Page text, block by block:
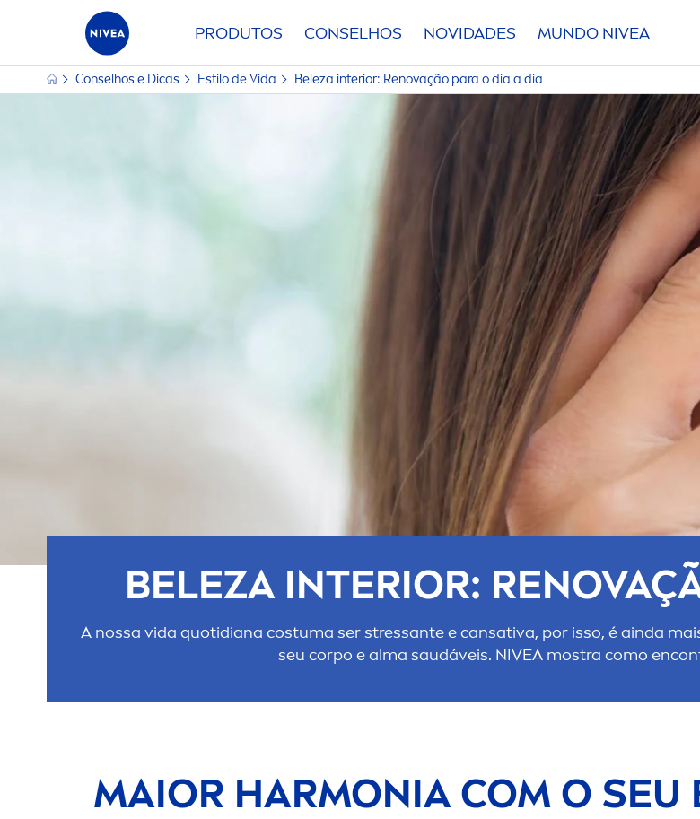
PRODUTOS CONSELHOS NOVIDADES MUNDO NIVEA
Conselhos e Dicas Estilo de Vida Beleza interior: Renovação para o dia a dia
BELEZA INTERIOR:
A nossa vida quotidiana costuma serstressante e cansativa, por isso, é ainda
seu corpo e alma saudáveis. NIVEAmostra como
MAIOR HARMONIA COM O SEU